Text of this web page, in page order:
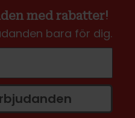
med rabatter!
bara för dig.